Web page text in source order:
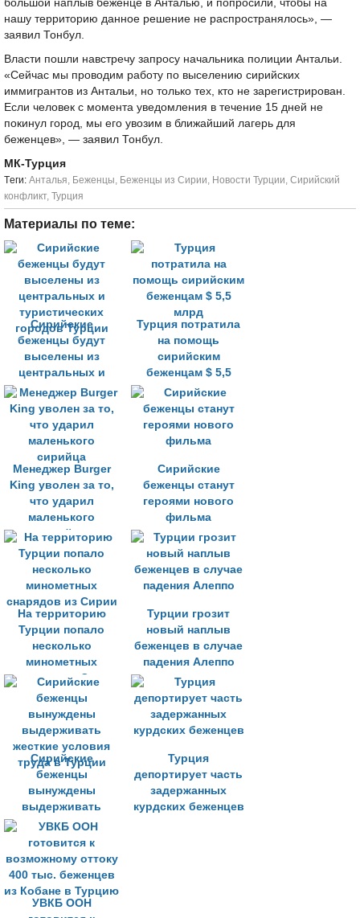
большой наплыв беженце в Анталью, и попросили, чтобы на
нашу территорию данное решение не распространялось», —
заявил Тонбул.
Власти пошли навстречу запросу начальника полиции Антальи.
«Сейчас мы проводим работу по выселению сирийских
иммигрантов из Антальи, но только тех, кто не зарегистрирован.
Если человек с момента уведомления в течение 15 дней не
покинул город, мы его увозим в ближайший лагерь для
беженцев», — заявил Тонбул.
МК-Турция
Tеги: Анталья, Беженцы, Беженцы из Сирии, Новости Турции, Сирийский
конфликт, Турция
Материалы по теме:
Сирийские
беженцы будут
выселены из
центральных и
туристических
городов Турции
Турция потратила
на помощь
сирийским
беженцам $ 5,5
млрд
Менеджер Burger
King уволен за то,
что ударил
маленького
сирийца
Сирийские
беженцы станут
героями нового
фильма
На территорию
Турции попало
несколько
минометных
снарядов из Сирии
Турции грозит
новый наплыв
беженцев в случае
падения Алеппо
Сирийские
беженцы
вынуждены
выдерживать
жесткие условия
труда в Турции
Турция
депортирует часть
задержанных
курдских беженцев
УВКБ ООН